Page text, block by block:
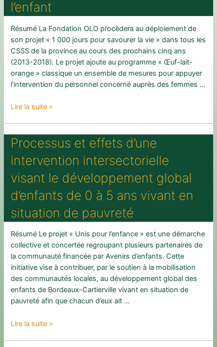
l’enfant
Résumé La Fondation OLO procèdera au déploiement de
son projet « 1 000 jours pour savourer la vie » dans tous les
CSSS de la province au cours des prochains cinq ans
(2013-2018). Le projet ajoute au programme « Œuf-lait-
orange » classique un ensemble de mesures pour appuyer
l’intervention du personnel concerné auprès des femmes …
Processus
retombées
programme
d’intervention
visant
à
promouvoir
la
saine
alimentation
au
cours
de
grossesse
et
deux
Lire la suite »
Processus et effets d’une
intervention intersectorielle
visant le développement global
d’enfants de 0 à 5 ans vivant en
situation de pauvreté
Résumé Le projet « Unis pour l’enfance » est une démarche
collective et concertée regroupant plusieurs partenaires de
la communauté financée par Avenirs d’enfants. Cette
initiative vise à contribuer, par le soutien à la mobilisation
des communautés locales, au développement global des
enfants de Bordeaux-Cartierville vivant en situation de
pauvreté afin que chacun d’eux ait …
Processus
Lire la suite »